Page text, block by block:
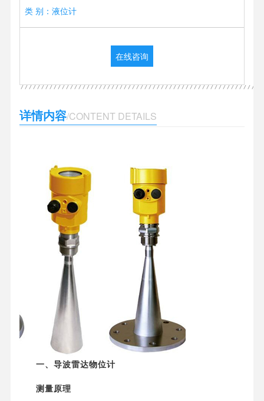
类 别：液位计
在线咨询
详情内容/CONTENT DETAILS
一、导波雷达物位计
测量原理